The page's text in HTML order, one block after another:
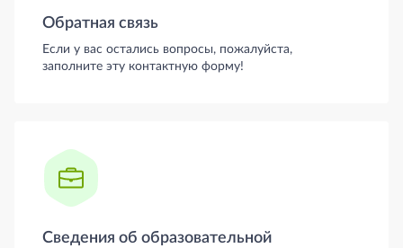
Обратная связь
Если у вас остались вопросы, пожалуйста,
заполните эту контактную форму!
Сведения об образовательной